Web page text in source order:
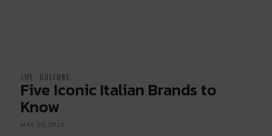
LIFE CULTURE
Five Iconic Italian Brands to
Know
MAY 30, 2024